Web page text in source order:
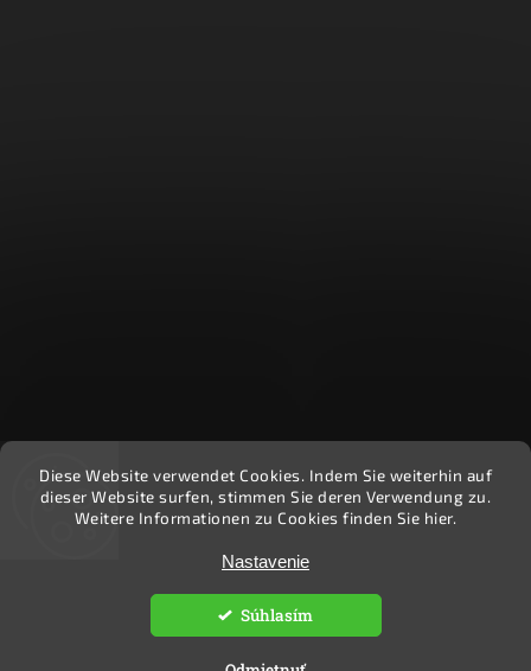
Diese Website verwendet Cookies. Indem Sie weiterhin auf
dieser Website surfen, stimmen Sie deren Verwendung zu.
Weitere Informationen zu Cookies finden Sie hier.
Nastavenie
Súhlasím
Recenzie zákazníkov - Heuréka
Ekočlovek. Všetky práva vyhradené.
Upraviť nastavenie cookies
Shoptet| DesignShoptak.cz.